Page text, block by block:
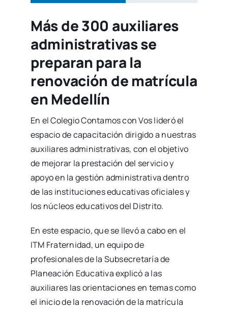
Más de 300 auxiliares
administrativas se
preparan para la
renovación de matrícula
en Medellín
En el Colegio Contamos con Vos lideró el
espacio de capacitación dirigido a nuestras
auxiliares administrativas, con el objetivo
de mejorar la prestación del servicio y
apoyo en la gestión administrativa dentro
de las instituciones educativas oficiales y
los núcleos educativos del Distrito.
En este espacio, que se llevó a cabo en el
ITM Fraternidad, un equipo de
profesionales de la Subsecretaría de
Planeación Educativa explicó a las
auxiliares las orientaciones en temas como
el inicio de la renovación de la matrícula